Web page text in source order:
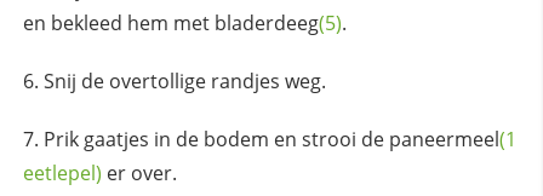
en bekleed hem met bladerdeeg(5).
Snij de overtollige randjes weg.
Prik gaatjes in de bodem en strooi de paneermeel(1
eetlepel) er over.